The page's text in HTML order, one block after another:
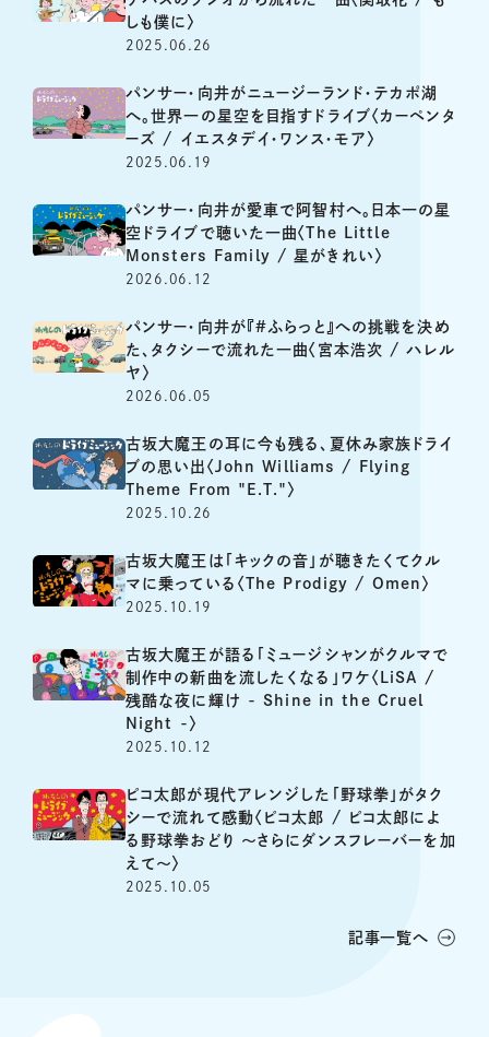
しも僕に〉
2025.06.26
パンサー・向井がニュージーランド・テカポ湖
へ。世界一の星空を目指すドライブ〈カーペンタ
ーズ / イエスタデイ・ワンス・モア〉
2025.06.19
パンサー・向井が愛車で阿智村へ。日本一の星
空ドライブで聴いた一曲〈The Little
Monsters Family / 星がきれい〉
2026.06.12
パンサー・向井が『#ふらっと』への挑戦を決め
た、タクシーで流れた一曲〈宮本浩次 / ハレル
ヤ〉
2026.06.05
古坂大魔王の耳に今も残る、夏休み家族ドライ
ブの思い出〈John Williams / Flying
Theme From "E.T."〉
2025.10.26
古坂大魔王は「キックの音」が聴きたくてクル
マに乗っている〈The Prodigy / Omen〉
2025.10.19
古坂大魔王が語る「ミュージシャンがクルマで
制作中の新曲を流したくなる」ワケ〈LiSA /
残酷な夜に輝け - Shine in the Cruel
Night -〉
2025.10.12
ピコ太郎が現代アレンジした「野球拳」がタク
シーで流れて感動〈ピコ太郎 / ピコ太郎によ
る野球拳おどり 〜さらにダンスフレーバーを加
えて〜〉
2025.10.05
記事一覧へ